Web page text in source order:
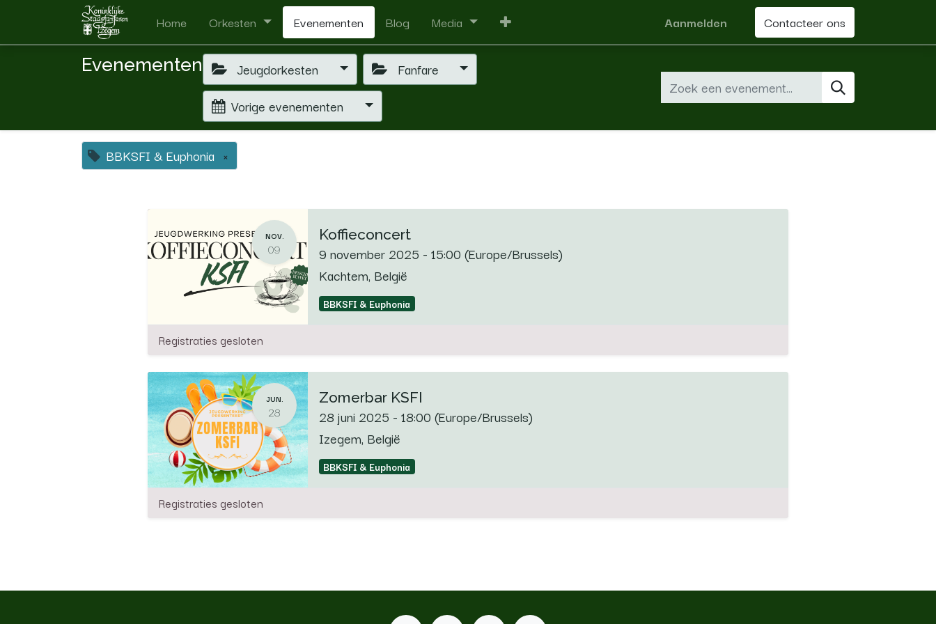
Home Orkesten Evenementen Blog Media Aanmelden Contacteer ons
Evenementen Jeugdorkesten
Fanfare
Vorige evenementen
BBKSFI & Euphonia ×
NOV.
09
Koffieconcert
9 november 2025 - 15:00 (Europe/Brussels)
Kachtem, België
BBKSFI & Euphonia
Registraties gesloten
JUN.
28
Zomerbar KSFI
28 juni 2025 - 18:00 (Europe/Brussels)
Izegem, België
BBKSFI & Euphonia
Registraties gesloten